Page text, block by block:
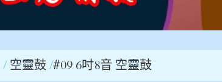
空靈鼓 #09 6吋8音 空靈鼓